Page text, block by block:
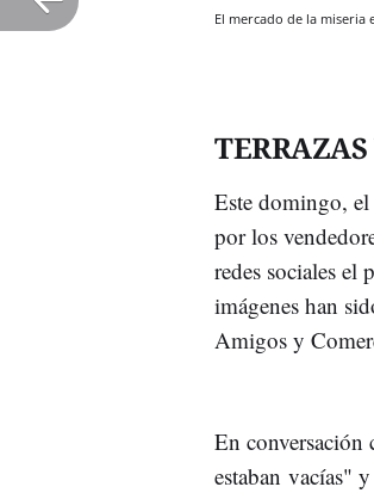
El mercado de la miseria
Este domingo, el
por los
redes sociales el
imágenes han
Amigos y
En
estaban vacías"